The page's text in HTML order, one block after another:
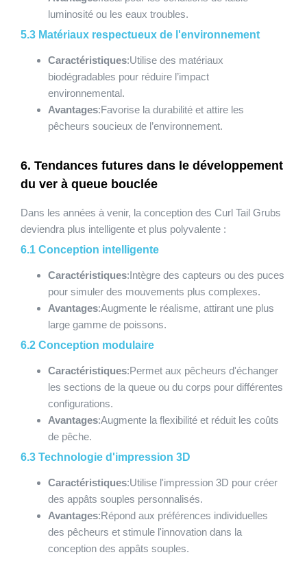
luminosité ou les eaux troubles.
5.3 Matériaux respectueux de l'environnement
Caractéristiques:Utilise des matériaux
biodégradables pour réduire l’impact
environnemental.
Avantages:Favorise la durabilité et attire les
pêcheurs soucieux de l’environnement.
6. Tendances futures dans le développement
du ver à queue bouclée
Dans les années à venir, la conception des Curl Tail Grubs
deviendra plus intelligente et plus polyvalente :
6.1 Conception intelligente
Caractéristiques:Intègre des capteurs ou des puces
pour simuler des mouvements plus complexes.
Avantages:Augmente le réalisme, attirant une plus
large gamme de poissons.
6.2 Conception modulaire
Caractéristiques:Permet aux pêcheurs d'échanger
les sections de la queue ou du corps pour différentes
configurations.
Avantages:Augmente la flexibilité et réduit les coûts
de pêche.
6.3 Technologie d'impression 3D
Caractéristiques:Utilise l'impression 3D pour créer
des appâts souples personnalisés.
Avantages:Répond aux préférences individuelles
des pêcheurs et stimule l'innovation dans la
conception des appâts souples.